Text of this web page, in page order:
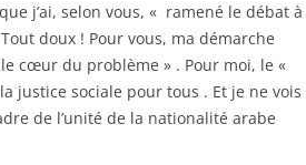
j’ai, selon vous, « ramené le débat à
doux ! Pour vous, ma démarche
cœur du problème » . Pour moi, le «
justice sociale pour tous . Et je ne vois
de l’unité de la nationalité arabe